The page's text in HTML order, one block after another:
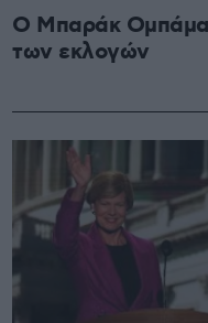
Ο Μπαράκ Ομπάμα
των εκλογών